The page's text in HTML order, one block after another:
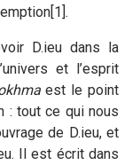
[1].
D.ieu dans la
et l’esprit
est le point
: tout ce qui nous
de D.ieu, et
Il est écrit dans